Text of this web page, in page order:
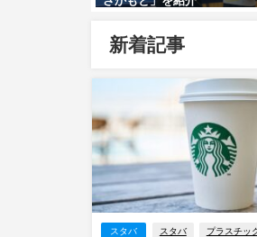
新着記事
スタバ スタバ プラスチッ